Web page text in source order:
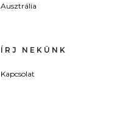
Ausztrália
ÍRJ NEKÜNK
Kapcsolat